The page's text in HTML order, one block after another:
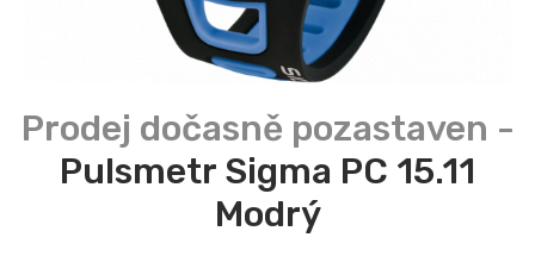
Pulsmetr Sigma PC 15.11
Modrý